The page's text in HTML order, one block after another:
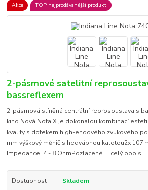
Akce TOP nejprodávanější produkt
2-pásmové satelitní
bassreflexem
2-pásmová stíněná centrální reprosoustava s
kino Nová Nota X je dokonalou kombinací
kvality s dotekem high-endového zvukového
mm výškový měnič s hedvábnou kalotou2x 107
Impedance: 4 - 8 OhmPozlacené ... celý popis
Dostupnost
Skladem